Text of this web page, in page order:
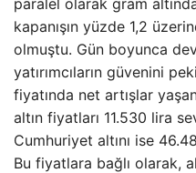
paralel olarak gram
kapanışın yüzde 1,2
olmuştu. Gün boyunca
yatırımcıların güvenini
fiyatında net artışlar
altın fiyatları 11.530 lira
Cumhuriyet altını ise
Bu fiyatlara bağlı olarak,